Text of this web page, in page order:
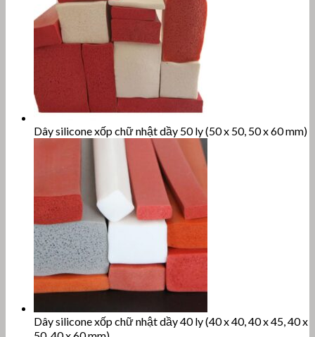
Dây silicone xốp chữ nhật dầy 50 ly (50 x 50, 50 x 60 mm)
Dây silicone xốp chữ nhật dầy 40 ly (40 x 40, 40 x 45, 40 x